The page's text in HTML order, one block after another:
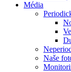
Média
Naše